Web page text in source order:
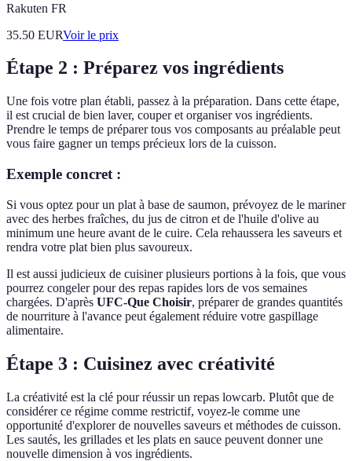
Rakuten FR
35.50 EURVoir le prix
Étape 2 : Préparez vos ingrédients
Une fois votre plan établi, passez à la préparation. Dans cette étape,
il est crucial de bien laver, couper et organiser vos ingrédients.
Prendre le temps de préparer tous vos composants au préalable peut
vous faire gagner un temps précieux lors de la cuisson.
Exemple concret :
Si vous optez pour un plat à base de saumon, prévoyez de le mariner
avec des herbes fraîches, du jus de citron et de l'huile d'olive au
minimum une heure avant de le cuire. Cela rehaussera les saveurs et
rendra votre plat bien plus savoureux.
Il est aussi judicieux de cuisiner plusieurs portions à la fois, que vous
pourrez congeler pour des repas rapides lors de vos semaines
chargées. D'après UFC-Que Choisir, préparer de grandes quantités
de nourriture à l'avance peut également réduire votre gaspillage
alimentaire.
Étape 3 : Cuisinez avec créativité
La créativité est la clé pour réussir un repas lowcarb. Plutôt que de
considérer ce régime comme restrictif, voyez-le comme une
opportunité d'explorer de nouvelles saveurs et méthodes de cuisson.
Les sautés, les grillades et les plats en sauce peuvent donner une
nouvelle dimension à vos ingrédients.